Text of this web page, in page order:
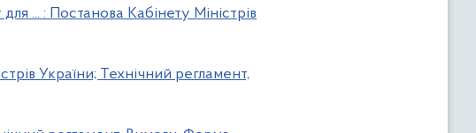
... : Постанова Кабінету Міністрів
України; Технічний регламент,